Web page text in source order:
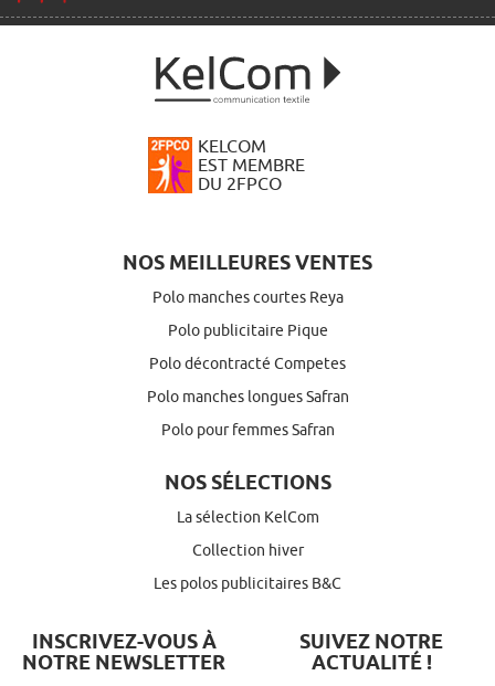
KELCOM
EST MEMBRE
DU 2FPCO
NOS MEILLEURES VENTES
Polo manches courtes Reya
Polo publicitaire Pique
Polo décontracté Competes
Polo manches longues Safran
Polo pour femmes Safran
NOS SÉLECTIONS
La sélection KelCom
Collection hiver
Les polos publicitaires B&C
INSCRIVEZ-VOUS À
NOTRE NEWSLETTER
SUIVEZ NOTRE
ACTUALITÉ !